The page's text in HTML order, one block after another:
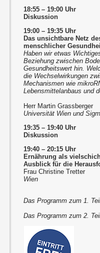
18:55 – 19:00 Uhr
Diskussion
19:00 – 19:35 Uhr
Das unsichtbare Netz
menschlicher
Haben wir etwas
Beziehung zwischen
Gesundheitswert hin.
die Wechselwirkungen
Mechanismen wie
Lebensmittelanbaus und
Herr Martin Grassberger
Universität Wien und
19:35 – 19:40 Uhr
Diskussion
19:40 – 20:15 Uhr
Ernährung als
Ausblick für die
Frau Christine Tretter
Wien
Das Programm zum 1.
Das Programm zum 2.